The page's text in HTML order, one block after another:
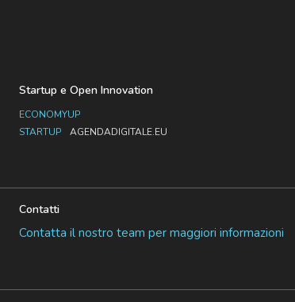
Startup e Open Innovation
ECONOMYUP
STARTUP
AGENDADIGITALE.EU
Contatti
Contatta il nostro team per maggiori informazioni